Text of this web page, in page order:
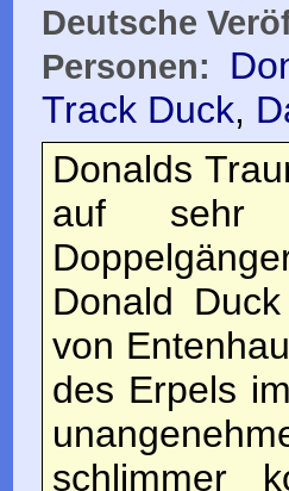
Deutsche
Personen:
Track Duck,
Donalds
auf sehr
Donald
von
des Erpels
schlimmer